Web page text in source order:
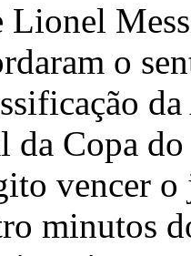
Lionel
o
da
da Copa
vencer o
minutos